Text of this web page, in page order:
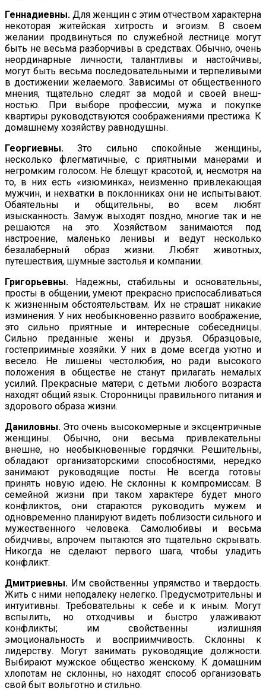
Геннадиевны. Для женщин с этим отчеством характерна
неко­торая житейская хитрость и эгоизм. В своем
желании продви­нуться по служебной лестнице могут
быть не весьма разборчивы в средствах. Обычно, очень
неординарные личности, та­лантливы и настойчивы,
могут быть весьма последовательными и терпеливыми
в достижении желаемого. Зависимы от общес­твенного
мнения, тщательно следят за модой и своей внеш­
ностью. При выборе профессии, мужа и покупке
квартиры руководствуются соображениями престижа. К
домашнему хо­зяйству равнодушны.
Георгиевны. Зто сильно спокойные женщины,
несколько флегматичные, с приятными манерами и
негромким голосом. Не блещут красотой, и, несмотря на
то, в них есть «изюминка», неизменно привлекающая
мужчин, и нехватки в поклонниках они не испытывают.
Обаятельны и общительны, во всем любят
изысканность. Замуж выходят поздно, многие так и не
реша­ются на это. Хозяйством занимаются под
настроение, маленько ленивы и ведут несколько
безалаберный образ жизни. Любят животных,
путешествия, шумные застолья и компании.
Григорьевны. Надежны, стабильны и основательны,
просты в общении, умеют прекрасно приспосабливаться
к жизненным обстоятельствам. Их не страшат никакие
изминения. У них не­обыкновенно развито воображение,
это сильно приятные и инте­ресные собеседницы.
Сильно преданные жены и друзья. Образ­цовые,
гостеприимные хозяйки. У них в доме всегда уютно и
весело. Не лишены честолюбия, но ради высокого
положения в обществе не станут прилагать немалых
усилий. Прекрасные матери, с детьми любого возраста
находят общий язык. Сторон­ницы правильного питания и
здорового образа жизни.
Даниловны. Это очень высокомерные и эксцентричные
жен­щины. Обычно, они весьма привлекательны
внешне, но не­обыкновенные гордячки. Решительны,
обладают организатор­скими способностями, нередко
занимают руководящие посты. Не всегда готовы
принять новую идею. Не склонны к компромиссам. В
семейной жизни при таком характере будет много
конфликтов, они стараются руководить мужем и
одновременно планируют видеть поблизости сильного и
мужественного человека. Самолюбивы и весьма
обидчивы, впрочем пытаются это тщательно скрывать.
Никогда не сделают первого шага, чтобы уладить
конфликт.
Дмитриевны. Им свойственны упрямство и твердость.
Жить с ними неподалеку нелегко. Предусмотрительны и
интуитивны. Тре­бовательны к себе и к иным. Могут
вспылить, но отходчивы и быстро улаживают
конфликты; им свойственны излишняя
эмоциональность и восприимчивость. Склонны к
лидерству. Могут занимать руководящие должности.
Выбирают муж­ское общество женскому. К домашним
хлопотам не склонны, но находят способ организовать
свой быт вольготно и стильно.